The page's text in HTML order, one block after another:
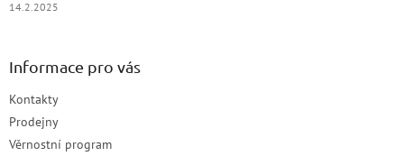
14.2.2025
Informace pro vás
Kontakty
Prodejny
Věrnostní program